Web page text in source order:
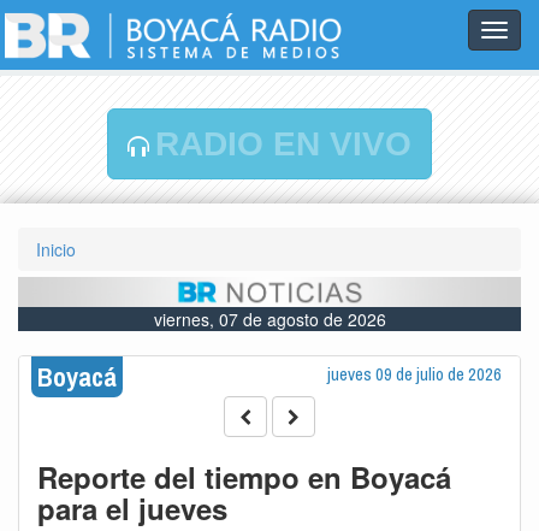
RADIO EN VIVO
Inicio
viernes, 07 de agosto de 2026
Boyacá jueves 09 de julio de 2026
Reporte del tiempo en Boyacá
para el jueves